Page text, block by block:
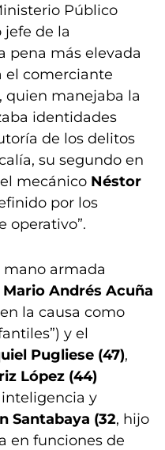
Público
de la
pena más elevada
el comerciante
, quien manejaba la
identidades
de los delitos
su segundo en
mecánico Néstor
por los
operativo”.
mano armada
Andrés Acuña
la causa como
y el
Pugliese (47),
López (44)
y
Santabaya (32, hijo
en funciones de